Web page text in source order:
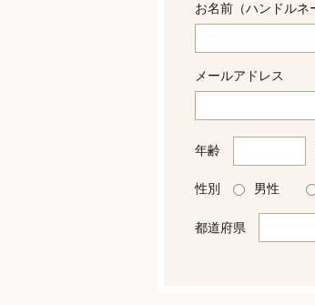
お名前（ハンドルネ
メールアドレス
年齢
性別 男性
都道府県